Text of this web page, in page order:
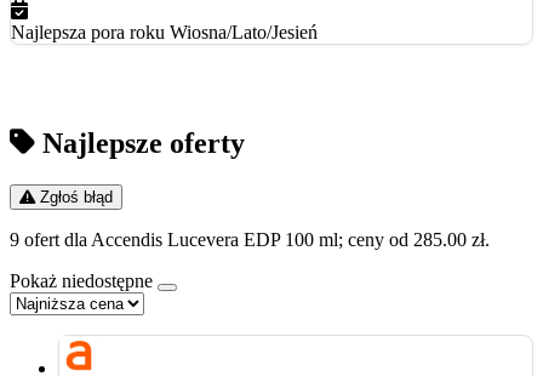
Najlepsza pora roku Wiosna/Lato/Jesień
Najlepsze oferty
Zgłoś błąd
9 ofert dla Accendis Lucevera EDP 100 ml; ceny od 285.00 zł.
Pokaż niedostępne